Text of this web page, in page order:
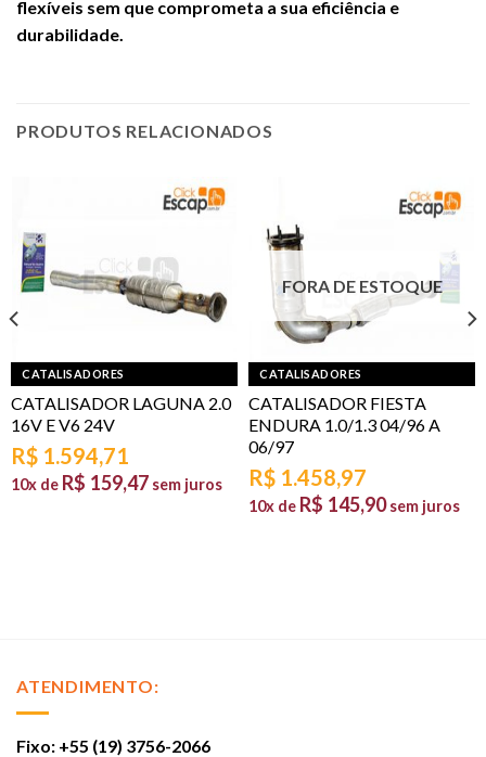
flexíveis sem que comprometa a sua eficiência e
durabilidade.
PRODUTOS RELACIONADOS
CATALISADORES
CATALISADOR LAGUNA 2.0
16V E V6 24V
R$ 1.594,71
10x de R$ 159,47 sem juros
FORA DE ESTOQUE
CATALISADORES
CATALISADOR FIESTA
ENDURA 1.0/1.3 04/96 A
06/97
R$ 1.458,97
10x de R$ 145,90 sem juros
ATENDIMENTO:
Fixo: +55 (19) 3756-2066